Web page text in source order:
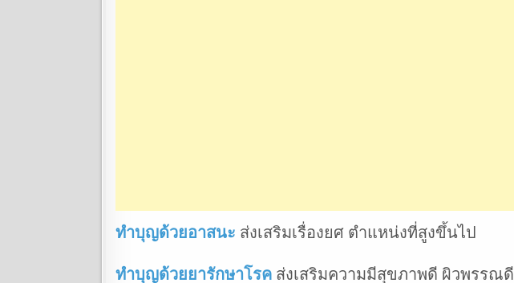
ทำบุญด้วยอาสนะ ส่งเสริมเรื่องยศ ตำแหน่งที่สูงขึ้นไป
ทำบุญด้วยยารักษาโรค ส่งเสริมความมีสุขภาพดี ผิวพรรณดี